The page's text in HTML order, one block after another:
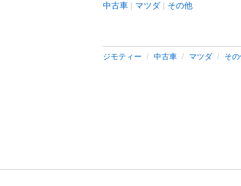
中古車 マツダ その他
ジモティー 中古車 マツダ そ